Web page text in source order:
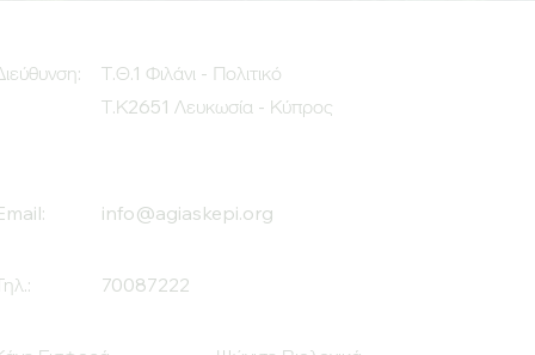
Τ.Θ.1 Φιλάνι - Πολιτικό
Τ.Κ2651 Λευκωσία - Κύπρος
info@agiaskepi.org
70087222